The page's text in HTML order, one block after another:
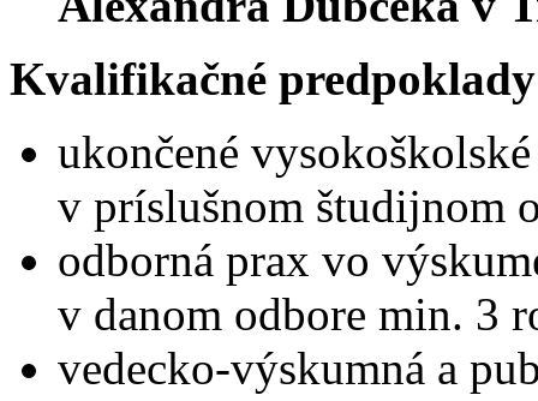
Kvalifikačné
ukončené
v príslušnom študijnom
odborná prax vo
v danom odbore min. 3
vedecko-výskumná a